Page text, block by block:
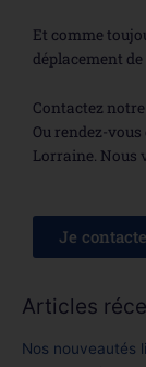
Et comme
déplacement
Contactez
Ou rendez-
Lorraine. Nous
Je
Articles
Nos nouveautés